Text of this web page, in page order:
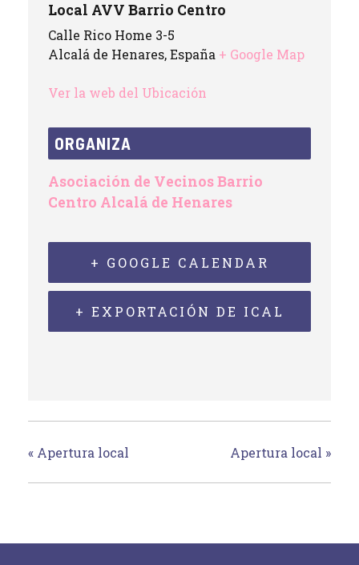
Local AVV Barrio Centro
Calle Rico Home 3-5
Alcalá de Henares,España + Google Map
Ver la web del Ubicación
ORGANIZA
Asociación de Vecinos Barrio
Centro Alcalá de Henares
+ GOOGLE CALENDAR
+ EXPORTACIÓN DE ICAL
« Apertura local Apertura local »